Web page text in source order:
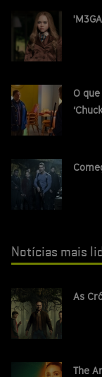
O
Notícias mais
As
The